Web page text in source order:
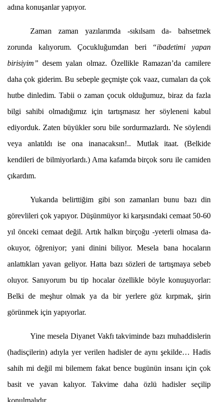
adına konuşanlar yapıyor.
Zaman zaman yazılarımda -sıkılsam da- bahsetmek
zorunda kalıyorum. Çocukluğumdan beri “ibadetimi yapan
birisiyim” desem yalan olmaz. Özellikle Ramazan’da camilere
daha çok giderim. Bu sebeple geçmişte çok vaaz, cumaları da çok
hutbe dinledim. Tabii o zaman çocuk olduğumuz, biraz da fazla
bilgi sahibi olmadığımız için tartışmasız her söyleneni kabul
ediyorduk. Zaten büyükler soru bile sordurmazlardı. Ne söylendi
veya anlatıldı ise ona inanacaksın!.. Mutlak itaat. (Belkide
kendileri de bilmiyorlardı.) Ama kafamda birçok soru ile camiden
çıkardım.
Yukarıda belirttiğim gibi son zamanları bunu bazı din
görevlileri çok yapıyor. Düşünmüyor ki karşısındaki cemaat 50-60
yıl önceki cemaat değil. Artık halkın birçoğu -yeterli olmasa da-
okuyor, öğreniyor; yani dinini biliyor. Mesela bana hocaların
anlattıkları yavan geliyor. Hatta bazı sözleri de tartışmaya sebeb
oluyor. Sanıyorum bu tip hocalar özellikle böyle konuşuyorlar:
Belki de meşhur olmak ya da bir yerlere göz kırpmak, şirin
görünmek için yapıyorlar.
Yine mesela Diyanet Vakfı takviminde bazı muhaddislerin
(hadisçilerin) adıyla yer verilen hadisler de aynı şekilde… Hadis
sahih mi değil mi bilemem fakat bence bugünün insanı için çok
basit ve yavan kalıyor. Takvime daha özlü hadisler seçilip
konulmalıdır.